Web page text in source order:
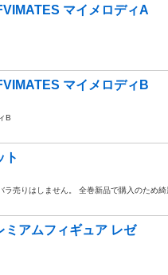
マイメロディA
マイメロディB
B
ト
売りはしません。 全巻新品で購入のため綺
ミアムフィギュア レゼ